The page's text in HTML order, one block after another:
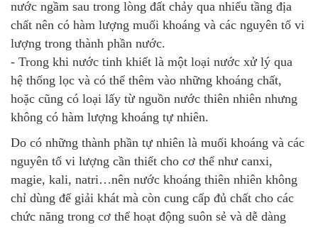
nước ngầm sau trong lòng đất chảy qua nhiểu tầng địa
chất nên có hàm lượng muối khoáng và các nguyên tố vi
lượng trong thành phần nước.
- Trong khi nước tinh khiết là một loại nước xử lý qua
hệ thống lọc và có thể thêm vào những khoáng chất,
hoặc cũng có loại lấy từ nguồn nước thiên nhiên nhưng
không có hàm lượng khoáng tự nhiên.
Do có những thành phần tự nhiên là muối khoáng và các
nguyên tố vi lượng cần thiết cho cơ thể như canxi,
magie, kali, natri…nên nước khoáng thiên nhiên không
chỉ dùng để giải khát mà còn cung cấp đủ chất cho các
chức năng trong cơ thể hoạt động suôn sẻ và dễ dàng